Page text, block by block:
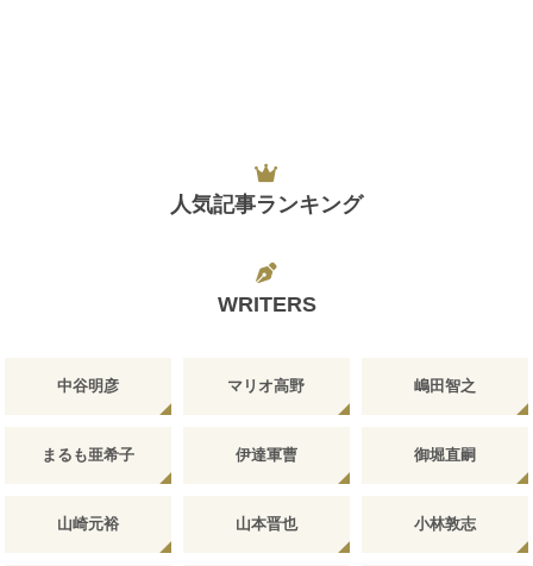
人気記事ランキング
WRITERS
中谷明彦 マリオ高野 嶋田智之
まるも亜希子 伊達軍曹 御堀直嗣
山崎元裕 山本晋也 小林敦志